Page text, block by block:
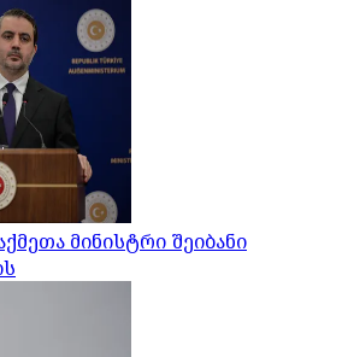
მინისტრი შეიბანი